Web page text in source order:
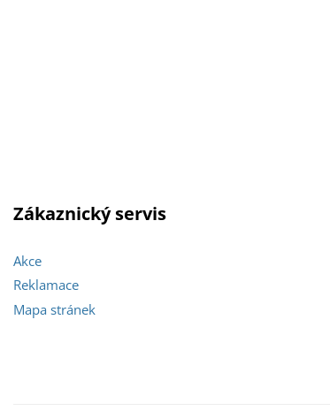
Zákaznický servis
Akce
Reklamace
Mapa stránek